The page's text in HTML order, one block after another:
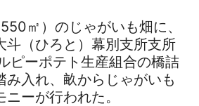
㎡）のじゃがいも畑に、
斗（ひろと）幕別支所支所
ピーポテト生産組合の橋詰
み入れ、畝からじゃがいも
ーが行われた。